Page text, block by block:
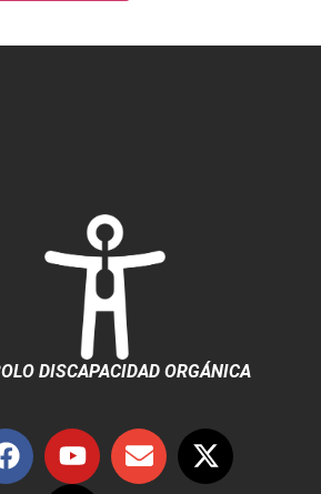
DISCAPACIDAD ORGÁNICA